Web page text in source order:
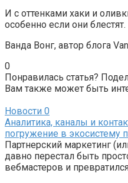
И с оттенками хаки и
особенно если они блестят.
Ванда Вонг, автор блога
0
Понравилась статья?
Вам также может быть
Новости 0
Аналитика, каналы и
погружение в экосистему
Партнерский маркетинг
давно перестал быть
вебмастеров и